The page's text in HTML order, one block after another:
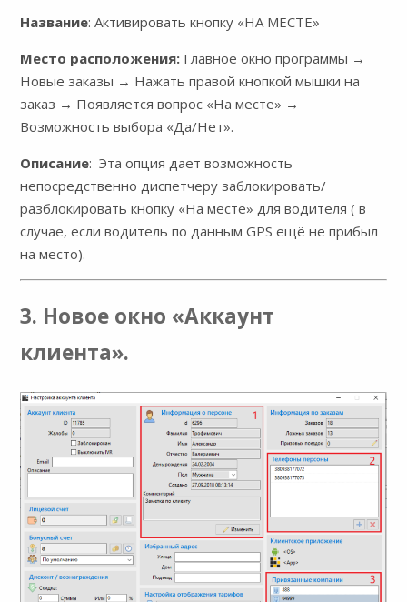
Название: Активировать кнопку «НА МЕСТЕ»
Место расположения: Главное окно программы →
Новые заказы → Нажать правой кнопкой мышки на
заказ → Появляется вопрос «На месте» →
Возможность выбора «Да/Нет».
Описание: Эта опция дает возможность
непосредственно диспетчеру заблокировать/
разблокировать кнопку «На месте» для водителя ( в
случае, если водитель по данным GPS ещё не прибыл
на место).
3. Новое окно «Аккаунт
клиента».